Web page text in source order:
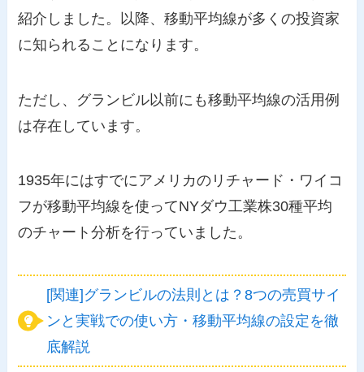
紹介しました。以降、移動平均線が多くの投資家
に知られることになります。
ただし、グランビル以前にも移動平均線の活用例
は存在しています。
1935年にはすでにアメリカのリチャード・ワイコ
フが移動平均線を使ってNYダウ工業株30種平均
のチャート分析を行っていました。
[関連]グランビルの法則とは？8つの売買サイ
ンと実戦での使い方・移動平均線の設定を徹
底解説